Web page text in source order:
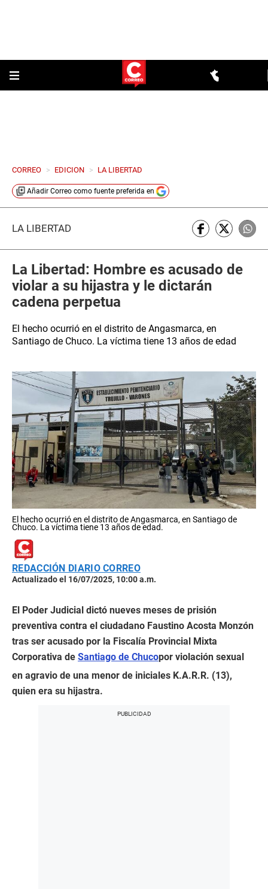
CORREO > EDICION > LA LIBERTAD
Añadir Correo como fuente preferida en
LA LIBERTAD
La Libertad: Hombre es acusado de
violar a su hijastra y le dictarán
cadena perpetua
El hecho ocurrió en el distrito de Angasmarca, en
Santiago de Chuco. La víctima tiene 13 años de edad
El hecho ocurrió en el distrito de Angasmarca, en Santiago de
Chuco. La víctima tiene 13 años de edad.
REDACCIÓN DIARIO CORREO
Actualizado el 16/07/2025, 10:00 a.m.
El Poder Judicial dictó nueves meses de prisión
preventiva contra el ciudadano Faustino Acosta Monzón
tras ser acusado por la Fiscalía Provincial Mixta
Corporativa de Santiago de Chucopor violación sexual
en agravio de una menor de iniciales K.A.R.R. (13),
quien era su hijastra.